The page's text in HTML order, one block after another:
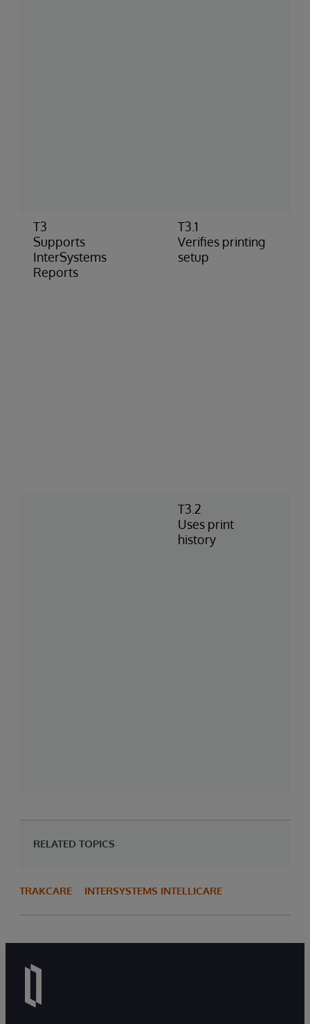
T3
Supports
InterSystems
Reports
T3.1
Verifies printing
setup
T3.2
Uses print
history
RELATED TOPICS
TRAKCARE INTERSYSTEMS INTELLICARE